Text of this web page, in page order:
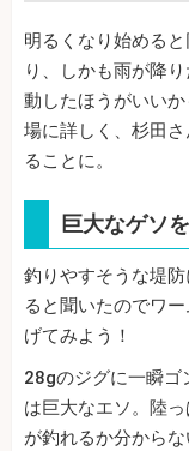
明るくなり始める
り、しかも雨が降
動したほうがいい
場に詳しく、杉田
ることに。
巨大なゲソ
釣りやすそうな堤
ると聞いたのでワ
げてみよう！
28gのジグに一瞬ゴ
は巨大なエソ。陸
が釣れるか分から